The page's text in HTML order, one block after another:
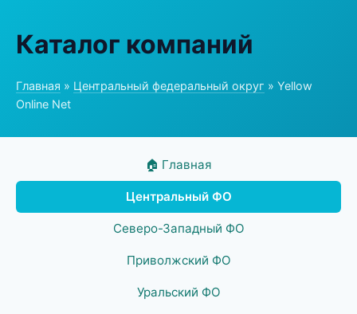
Каталог компаний
Главная » Центральный федеральный округ » Yellow
Online Net
🏠 Главная
Центральный ФО
Северо-Западный ФО
Приволжский ФО
Уральский ФО